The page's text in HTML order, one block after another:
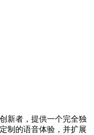
新者，提供一个完全独
制的语音体验，并扩展